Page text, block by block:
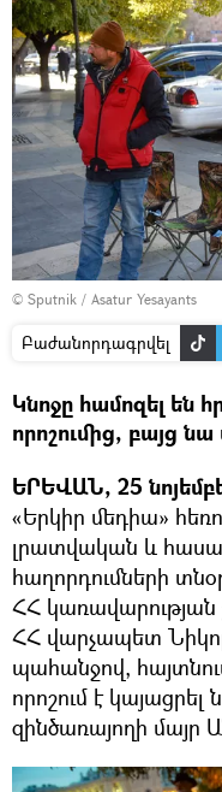
© Sputnik / Asatur Yesayants
Բաժանորդագրվել
Կնոջը համոզել են
որոշումից, բայց նա
ԵՐԵՎԱՆ, 25
«Երկիր մեդիա»
լրատվական և
հաղորդումների
ՀՀ կառավարության
ՀՀ վարչապետ
պահանջով,
որոշում է
զինծառայողի մայր